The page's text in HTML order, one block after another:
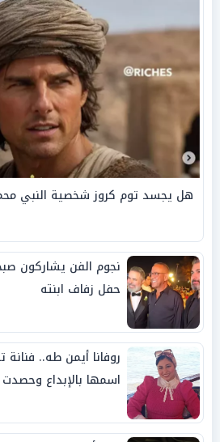
هل يجسد توم كروز شخصية النبي
نجوم الفن يشاركون
حفل زفاف ابنته
روفانا أيمن طه..
اسمها بالإبداع وحصدت